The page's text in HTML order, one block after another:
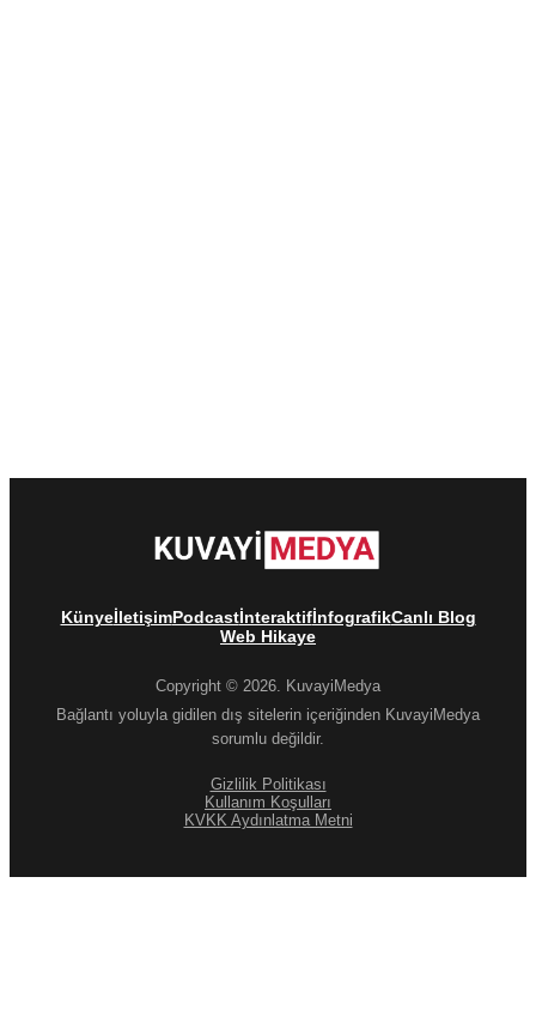
KünyeİletişimPodcastİnteraktifİnfografikCanlı Blog
Web Hikaye
Copyright © 2026. KuvayiMedya
Bağlantı yoluyla gidilen dış sitelerin içeriğinden KuvayiMedya
sorumlu değildir.
Gizlilik Politikası
Kullanım Koşulları
KVKK Aydınlatma Metni